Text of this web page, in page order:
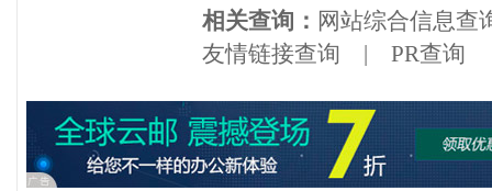
相关查询： 网站综合信息查
友情链接查询
PR查询